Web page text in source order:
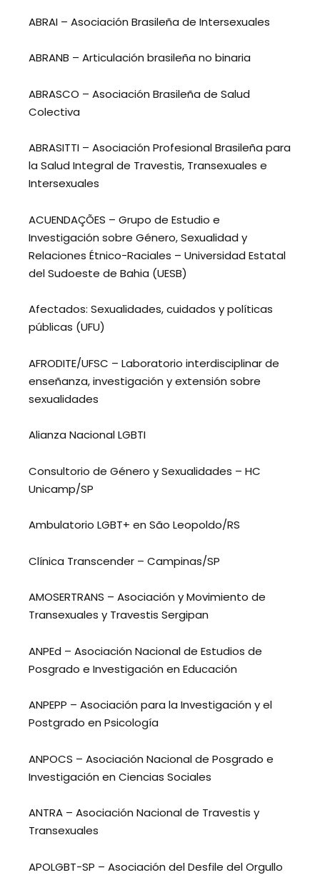
ABRAI – Asociación Brasileña de Intersexuales
ABRANB – Articulación brasileña no binaria
ABRASCO – Asociación Brasileña de Salud
Colectiva
ABRASITTI – Asociación Profesional Brasileña para
la Salud Integral de Travestis, Transexuales e
Intersexuales
ACUENDAÇÕES – Grupo de Estudio e
Investigación sobre Género, Sexualidad y
Relaciones Étnico-Raciales – Universidad Estatal
del Sudoeste de Bahia (UESB)
Afectados: Sexualidades, cuidados y políticas
públicas (UFU)
AFRODITE/UFSC – Laboratorio interdisciplinar de
enseñanza, investigación y extensión sobre
sexualidades
Alianza Nacional LGBTI
Consultorio de Género y Sexualidades – HC
Unicamp/SP
Ambulatorio LGBT+ en São Leopoldo/RS
Clínica Transcender – Campinas/SP
AMOSERTRANS – Asociación y Movimiento de
Transexuales y Travestis Sergipan
ANPEd – Asociación Nacional de Estudios de
Posgrado e Investigación en Educación
ANPEPP – Asociación para la Investigación y el
Postgrado en Psicología
ANPOCS – Asociación Nacional de Posgrado e
Investigación en Ciencias Sociales
ANTRA – Asociación Nacional de Travestis y
Transexuales
APOLGBT-SP – Asociación del Desfile del Orgullo